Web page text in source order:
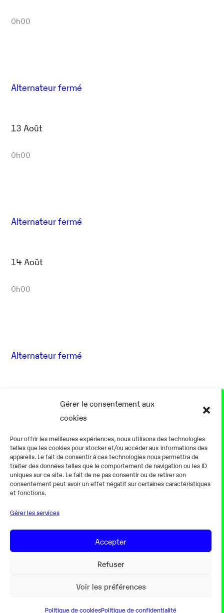
Gérer le consentement aux
cookies
Pour offrir les meilleures expériences, nous utilisons des technologies
telles que les cookies pour stocker et/ou accéder aux informations des
appareils. Le fait de consentir à ces technologies nous permettra de
traiter des données telles que le comportement de navigation ou les ID
uniques sur ce site. Le fait de ne pas consentir ou de retirer son
consentement peut avoir un effet négatif sur certaines caractéristiques
et fonctions.
Gérer les services
Accepter
Refuser
Voir les préférences
Politique de cookiesPolitique de confidentialité
0h00
Alternateur fermé
13 Août
0h00
Alternateur fermé
14 Août
0h00
Alternateur fermé
Alternateur fermé
18 Août